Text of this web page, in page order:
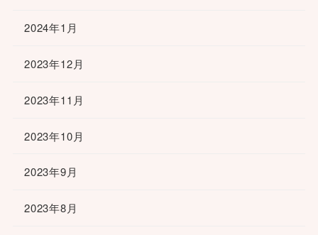
2024年1月
2023年12月
2023年11月
2023年10月
2023年9月
2023年8月